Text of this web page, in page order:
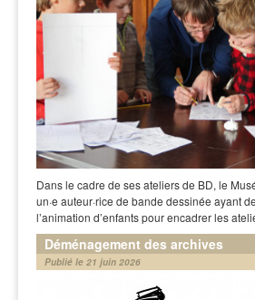
Dans le cadre de ses ateliers de BD, le
un·e auteur·rice de bande dessinée ayant
l’animation d’enfants pour encadrer les
Déménagement des archives
Publié le 21 juin 2026